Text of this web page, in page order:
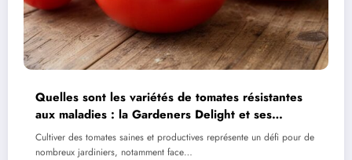
Quelles sont les variétés de tomates résistantes
aux maladies : la Gardeners Delight et ses
alternatives
Cultiver des tomates saines et productives représente un défi pour de
nombreux jardiniers, notamment face…